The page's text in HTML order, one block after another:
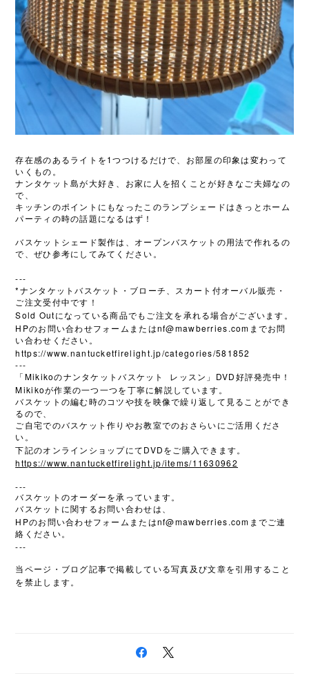
存在感のあるライトを 1つつけるだけで、お部屋の印象は変わって
いくもの。
ナンタケット島が大好き、お家に人を招くことが好きなご夫婦なの
で、
キッチンのポイントにもなったこのランプシェードはきっとホーム
パーティの時の話題になるはず！
バスケットシェード製作は、オープンバスケットの用法で作れるの
で、ぜひ参考にしてみてください。
---
* ナンタケットバスケット・ブローチ、スカート付オーバル販売・
ご注文受付中です！
Sold Out になっている商品でもご注文を承れる場合がございます。
HPのお問い合わせフォームまたはnf@mawberries.com までお問
い合わせください。
https://www.nantucketfirelight.jp/categories/581852
---
「 Mikikoのナンタケットバスケット レッスン」 DVD 好評発売中！
Mikikoが作業の一つ一つを丁寧に解説しています。
バスケットの編む時のコツや技を映像で繰り返して見ることができ
るので、
ご自宅でのバスケット作りやお教室でのおさらいにご活用くださ
い。
下記のオンラインショップにて DVD をご購入できます。
https://www.nantucketfirelight.jp/items/11630962
---
バスケットのオーダーを承っています。
バスケットに関するお問い合わせは、
HPのお問い合わせフォームまたはnf@mawberries.com までご連
絡ください。
---
当ページ・ブログ記事で掲載している写真及び文章を引用すること
を禁止します。